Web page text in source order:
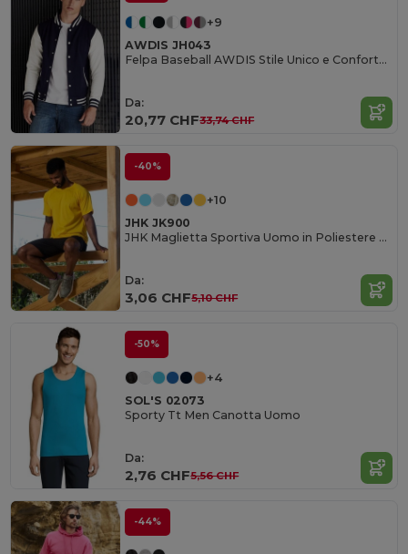
+9
AWDIS JH043
Felpa Baseball AWDIS Stile Unico e Confortevole
Da:
20,77 CHF33,74 CHF
-40%
+10
JHK JK900
JHK Maglietta Sportiva Uomo in Poliestere Traspirante
Da:
3,06 CHF5,10 CHF
-50%
+4
SOL'S 02073
Sporty Tt Men Canotta Uomo
Da:
2,76 CHF5,56 CHF
-44%